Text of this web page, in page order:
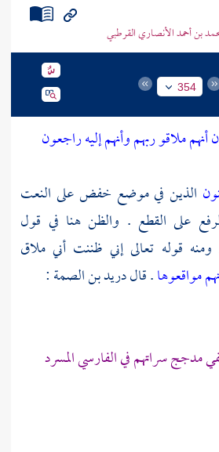
بن أحمد الأنصاري القرطبي
354
أنهم ملاقو ربهم وأنهم إليه راجعون
الذين في موضع خفض على النعت
على القطع . والظن هنا في قول
ومنه قوله تعالى إني ظننت أني ملاق
مواقعوها. قالدريد بن الصمة:
مدجج سراتهم في الفارسي المسرد